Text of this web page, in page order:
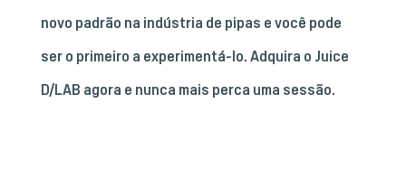
novo padrão na indústria de pipas e você pode
ser o primeiro a experimentá-lo. Adquira o Juice
D/LAB agora e nunca mais perca uma sessão.